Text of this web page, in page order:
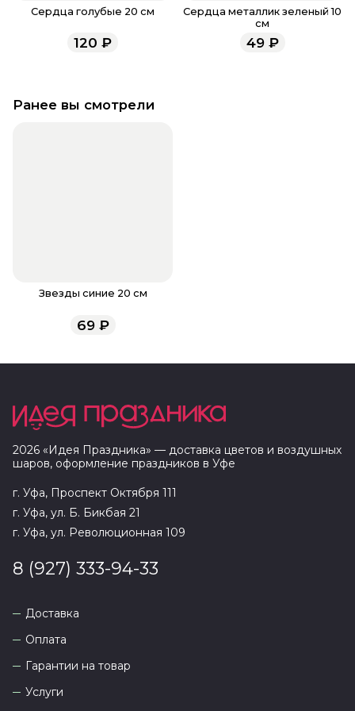
Сердца голубые 20 см
120 ₽
Сердца металлик зеленый 10
см
49₽
Ранее вы смотрели
Звезды синие 20 см
69₽
2026 «Идея Праздника» — доставка цветов и воздушных
шаров, оформление праздников в Уфе
г. Уфа, Проспект Октября 111
г. Уфа, ул. Б. Бикбая 21
г. Уфа, ул. Революционная 109
8 (927) 333-94-33
Доставка
Оплата
Гарантии на товар
Услуги